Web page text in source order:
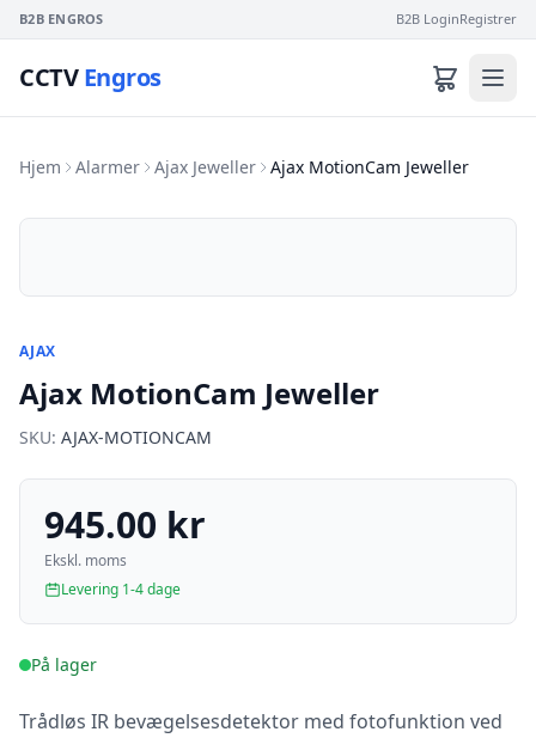
B2B ENGROS B2B LoginRegistrer
CCTVEngros
Hjem Alarmer Ajax Jeweller Ajax MotionCam Jeweller
AJAX
Ajax MotionCam Jeweller
SKU: AJAX-MOTIONCAM
945.00 kr
Ekskl. moms
Levering 1-4 dage
På lager
Trådløs IR bevægelsesdetektor med fotofunktion ved